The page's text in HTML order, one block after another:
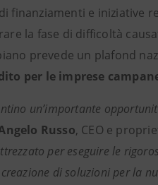
finanziamenti e iniziative
la fase di difficoltà
prevede un plafond
per le imprese
un’importante
Russo, CEO e
per eseguire le
di soluzioni per la